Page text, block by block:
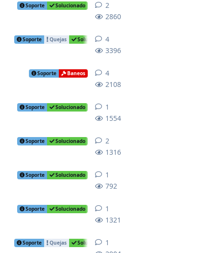
Soporte Solucionado
2860
2
Soporte Quejas Solucionado
3396
4
Soporte Baneos
2108
4
Soporte Solucionado
1554
1
Soporte Solucionado
1316
2
Soporte Solucionado
792
1
Soporte Solucionado
1321
1
Soporte Quejas Solucionado1